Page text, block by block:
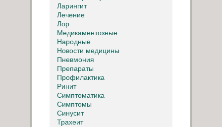
Ларингит
Лечение
Лор
Медикаментозные
Народные
Новости медицины
Пневмония
Препараты
Профилактика
Ринит
Симптоматика
Симптомы
Синусит
Трахеит